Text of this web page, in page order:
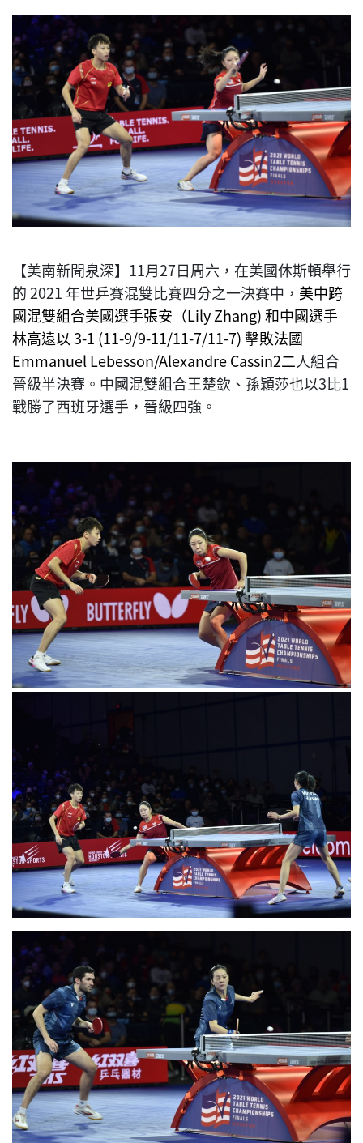
【美南新聞泉深】11月27日周六，在美國休斯頓舉行
的 2021 年世乒賽混雙比賽四分之一決賽中， 美中跨
國混雙組合美國選手張安（Lily Zhang) 和中國選手
林高遠以 3-1 (11-9/9-11/11-7/11-7) 擊敗法國
Emmanuel Lebesson/Alexandre Cassin2二人組合
晉級半決賽。中國混雙組合王楚欽、孫穎莎也以3比1
戰勝了西班牙選手，晉級四強。